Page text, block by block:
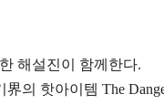
해설진이 함께한다.
의 핫아이템 The